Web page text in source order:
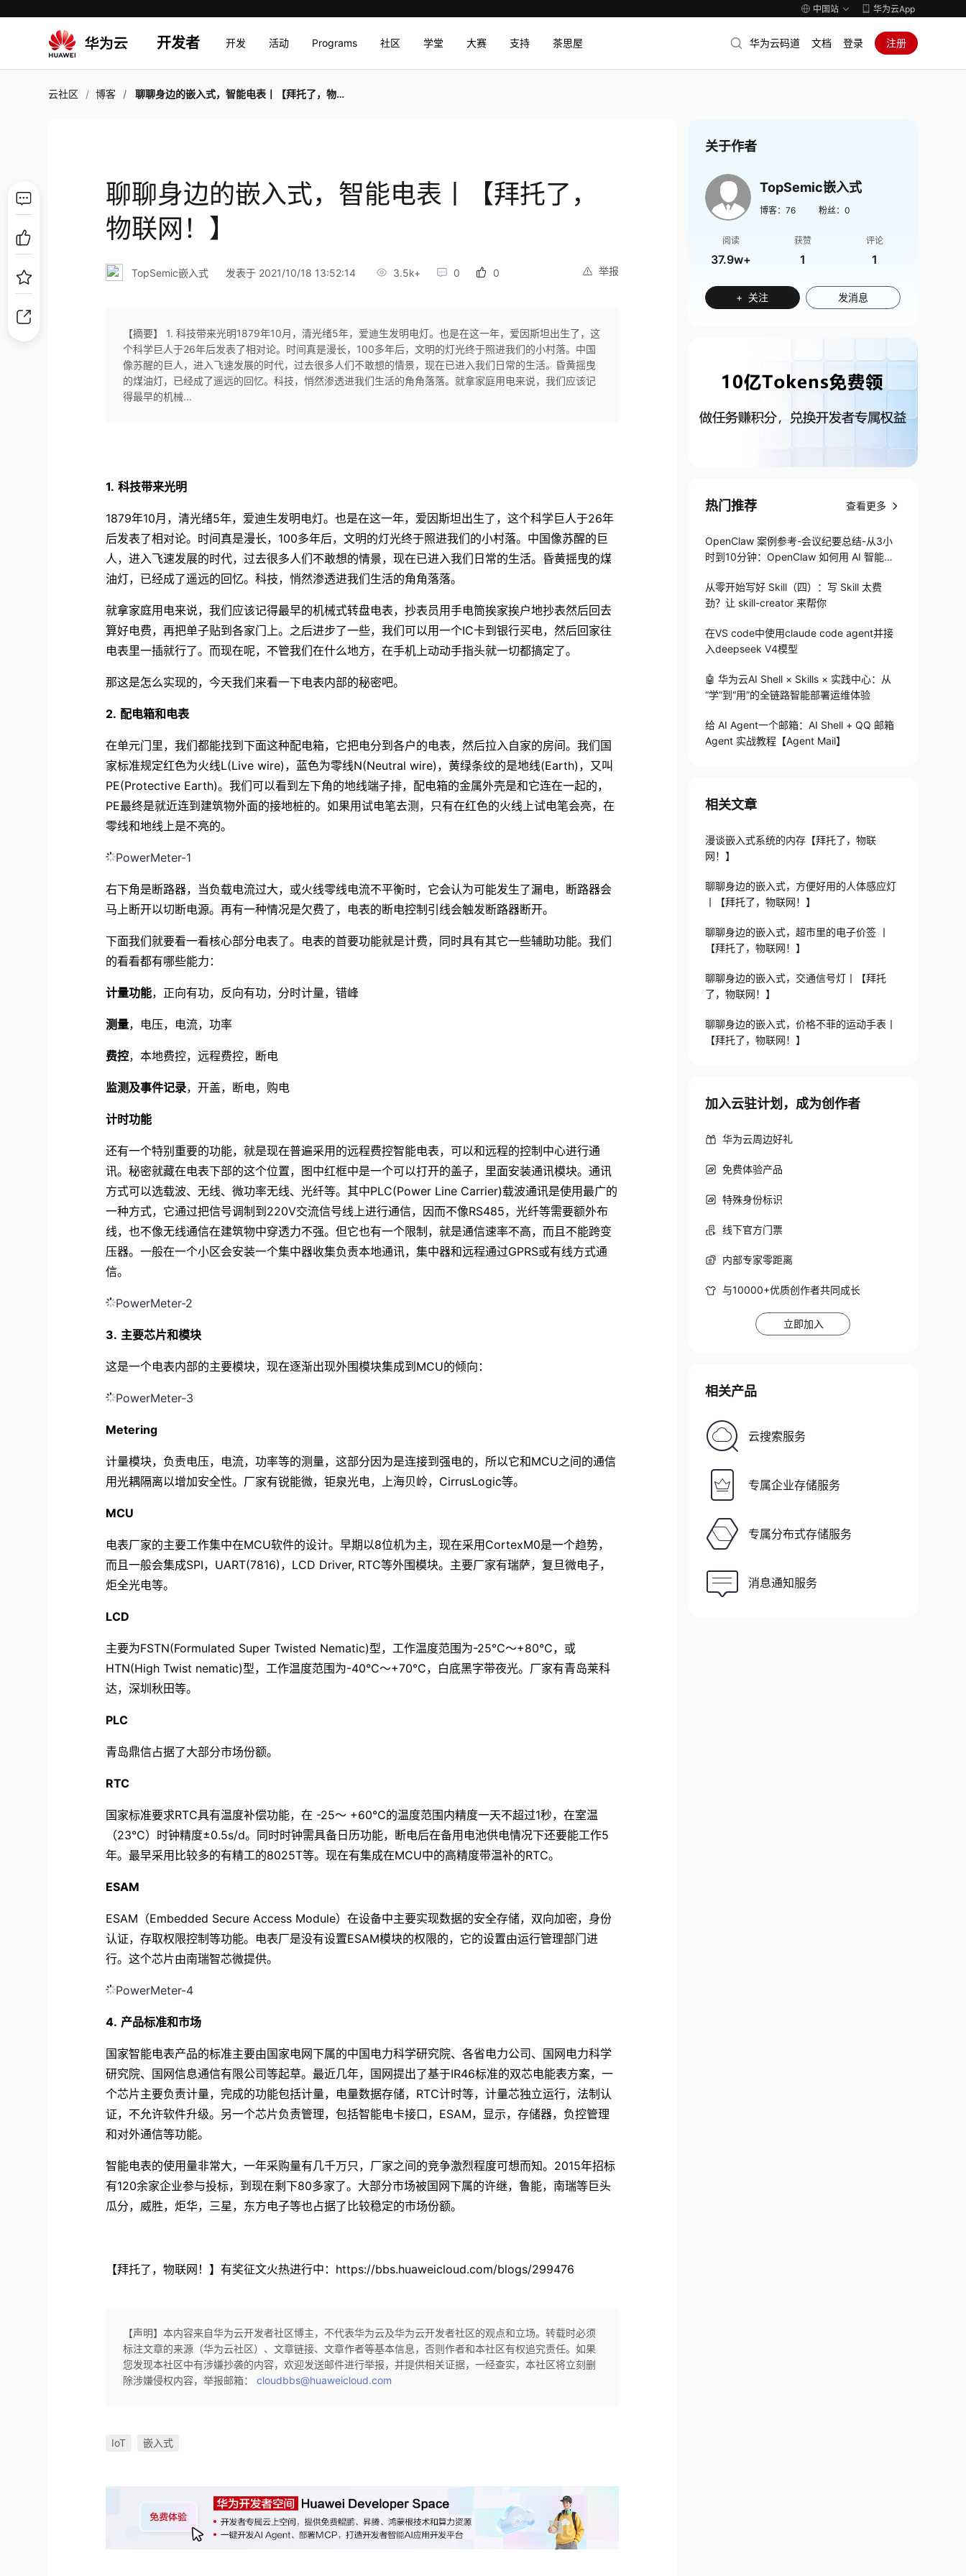
中国站 华为云App
开发者 开发 活动 Programs 社区 学堂 大赛 支持 茶思屋 华为云码道 文档 登录 注册
云社区 博客 聊聊身边的嵌入式，智能电表丨【拜托了，物联网！】
聊聊身边的嵌入式，智能电表丨【拜托了，
物联网！】
举报
TopSemic嵌入式 发表于 2021/10/18 13:52:14 3.5k+ 0 0
【摘要】 1. 科技带来光明1879年10月，清光绪5年，爱迪生发明电灯。也是在这一年，爱因斯坦出生了，这
个科学巨人于26年后发表了相对论。时间真是漫长，100多年后，文明的灯光终于照进我们的小村落。中国
像苏醒的巨人，进入飞速发展的时代，过去很多人们不敢想的情景，现在已进入我们日常的生活。昏黄摇曳
的煤油灯，已经成了遥远的回忆。科技，悄然渗透进我们生活的角角落落。就拿家庭用电来说，我们应该记
得最早的机械...
1. 科技带来光明
1879年10月，清光绪5年，爱迪生发明电灯。也是在这一年，爱因斯坦出生了，这个科学巨人于26年
后发表了相对论。时间真是漫长，100多年后，文明的灯光终于照进我们的小村落。中国像苏醒的巨
人，进入飞速发展的时代，过去很多人们不敢想的情景，现在已进入我们日常的生活。昏黄摇曳的煤
油灯，已经成了遥远的回忆。科技，悄然渗透进我们生活的角角落落。
就拿家庭用电来说，我们应该记得最早的机械式转盘电表，抄表员用手电筒挨家挨户地抄表然后回去
算好电费，再把单子贴到各家门上。之后进步了一些，我们可以用一个IC卡到银行买电，然后回家往
电表里一插就行了。而现在呢，不管我们在什么地方，在手机上动动手指头就一切都搞定了。
那这是怎么实现的，今天我们来看一下电表内部的秘密吧。
2. 配电箱和电表
在单元门里，我们都能找到下面这种配电箱，它把电分到各户的电表，然后拉入自家的房间。我们国
家标准规定红色为火线L(Live wire)，蓝色为零线N(Neutral wire)，黄绿条纹的是地线(Earth)，又叫
PE(Protective Earth)。我们可以看到左下角的地线端子排，配电箱的金属外壳是和它连在一起的，
PE最终是就近连到建筑物外面的接地桩的。如果用试电笔去测，只有在红色的火线上试电笔会亮，在
零线和地线上是不亮的。
PowerMeter-1
右下角是断路器，当负载电流过大，或火线零线电流不平衡时，它会认为可能发生了漏电，断路器会
马上断开以切断电源。再有一种情况是欠费了，电表的断电控制引线会触发断路器断开。
下面我们就要看一看核心部分电表了。电表的首要功能就是计费，同时具有其它一些辅助功能。我们
的看看都有哪些能力：
计量功能，正向有功，反向有功，分时计量，错峰
测量，电压，电流，功率
费控，本地费控，远程费控，断电
监测及事件记录，开盖，断电，购电
计时功能
还有一个特别重要的功能，就是现在普遍采用的远程费控智能电表，可以和远程的控制中心进行通
讯。秘密就藏在电表下部的这个位置，图中红框中是一个可以打开的盖子，里面安装通讯模块。通讯
方式可以选载波、无线、微功率无线、光纤等。其中PLC(Power Line Carrier)载波通讯是使用最广的
一种方式，它通过把信号调制到220V交流信号线上进行通信，因而不像RS485，光纤等需要额外布
线，也不像无线通信在建筑物中穿透力不强。但它也有一个限制，就是通信速率不高，而且不能跨变
压器。一般在一个小区会安装一个集中器收集负责本地通讯，集中器和远程通过GPRS或有线方式通
信。
PowerMeter-2
3. 主要芯片和模块
这是一个电表内部的主要模块，现在逐渐出现外围模块集成到MCU的倾向：
PowerMeter-3
Metering
计量模块，负责电压，电流，功率等的测量，这部分因为是连接到强电的，所以它和MCU之间的通信
用光耦隔离以增加安全性。厂家有锐能微，钜泉光电，上海贝岭，CirrusLogic等。
MCU
电表厂家的主要工作集中在MCU软件的设计。早期以8位机为主，现在采用CortexM0是一个趋势，
而且一般会集成SPI，UART(7816)，LCD Driver, RTC等外围模块。主要厂家有瑞萨，复旦微电子，
炬全光电等。
LCD
主要为FSTN(Formulated Super Twisted Nematic)型，工作温度范围为-25℃～+80℃，或
HTN(High Twist nematic)型，工作温度范围为-40℃～+70℃，白底黑字带夜光。厂家有青岛莱科
达，深圳秋田等。
PLC
青岛鼎信占据了大部分市场份额。
RTC
国家标准要求RTC具有温度补偿功能，在 -25～ +60℃的温度范围内精度一天不超过1秒，在室温
（23℃）时钟精度±0.5s/d。同时时钟需具备日历功能，断电后在备用电池供电情况下还要能工作5
年。最早采用比较多的有精工的8025T等。现在有集成在MCU中的高精度带温补的RTC。
ESAM
ESAM（Embedded Secure Access Module）在设备中主要实现数据的安全存储，双向加密，身份
认证，存取权限控制等功能。电表厂是没有设置ESAM模块的权限的，它的设置由运行管理部门进
行。这个芯片由南瑞智芯微提供。
PowerMeter-4
4. 产品标准和市场
国家智能电表产品的标准主要由国家电网下属的中国电力科学研究院、各省电力公司、国网电力科学
研究院、国网信息通信有限公司等起草。最近几年，国网提出了基于IR46标准的双芯电能表方案，一
个芯片主要负责计量，完成的功能包括计量，电量数据存储，RTC计时等，计量芯独立运行，法制认
证，不允许软件升级。另一个芯片负责管理，包括智能电卡接口，ESAM，显示，存储器，负控管理
和对外通信等功能。
智能电表的使用量非常大，一年采购量有几千万只，厂家之间的竞争激烈程度可想而知。2015年招标
有120余家企业参与投标，到现在剩下80多家了。大部分市场被国网下属的许继，鲁能，南瑞等巨头
瓜分，威胜，炬华，三星，东方电子等也占据了比较稳定的市场份额。
【拜托了，物联网！】有奖征文火热进行中：https://bbs.huaweicloud.com/blogs/299476
【声明】本内容来自华为云开发者社区博主，不代表华为云及华为云开发者社区的观点和立场。转载时必须
标注文章的来源（华为云社区）、文章链接、文章作者等基本信息，否则作者和本社区有权追究责任。如果
您发现本社区中有涉嫌抄袭的内容，欢迎发送邮件进行举报，并提供相关证据，一经查实，本社区将立刻删
除涉嫌侵权内容，举报邮箱：cloudbbs@huaweicloud.com
IoT 嵌入式
关于作者
TopSemic嵌入式
博客： 76 粉丝： 0
阅读
37.9w+
获赞
1
评论
1
+ 关注 发消息
热门推荐 查看更多
OpenClaw 案例参考-会议纪要总结-从3小
时到10分钟：OpenClaw 如何用 AI 智能体
从零开始写好 Skill（四）：写 Skill 太费
劲？让 skill-creator 来帮你
在VS code中使用claude code agent并接
入deepseek V4模型
🤖 华为云AI Shell × Skills × 实践中心：从
“学”到“用”的全链路智能部署运维体验
给 AI Agent一个邮箱：AI Shell + QQ 邮箱
Agent 实战教程【Agent Mail】
相关文章
漫谈嵌入式系统的内存【拜托了，物联
网！】
聊聊身边的嵌入式，方便好用的人体感应灯
丨【拜托了，物联网！】
聊聊身边的嵌入式，超市里的电子价签 丨
【拜托了，物联网！】
聊聊身边的嵌入式，交通信号灯丨【拜托
了，物联网！】
聊聊身边的嵌入式，价格不菲的运动手表丨
【拜托了，物联网！】
加入云驻计划，成为创作者
华为云周边好礼
免费体验产品
特殊身份标识
线下官方门票
内部专家零距离
与10000+优质创作者共同成长
立即加入
相关产品
云搜索服务
专属企业存储服务
专属分布式存储服务
消息通知服务